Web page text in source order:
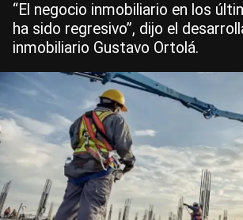
“El negocio inmobiliario en los
ha sido regresivo”, dijo el
inmobiliario Gustavo Ortolá.